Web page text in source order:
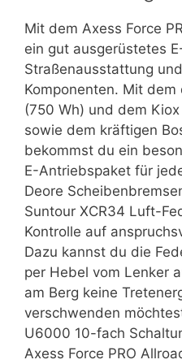
Mit dem Axess Force
ein gut ausgerüstetes
Straßenausstattung
Komponenten. Mit
(750 Wh) und dem
sowie dem kräftigen
bekommst du ein
E-Antriebspaket für
Deore
Suntour XCR34 Luft-
Kontrolle auf
Dazu kannst du die
per Hebel vom Lenker
am Berg keine
verschwenden
U6000 10-fach
Axess Force PRO